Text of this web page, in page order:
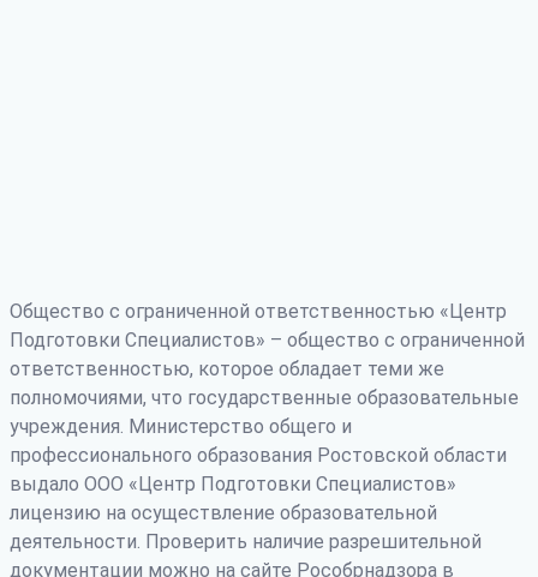
Общество с ограниченной ответственностью «Центр
Подготовки Специалистов» – общество с ограниченной
ответственностью, которое обладает теми же
полномочиями, что государственные образовательные
учреждения. Министерство общего и
профессионального образования Ростовской области
выдало ООО «Центр Подготовки Специалистов»
лицензию на осуществление образовательной
деятельности. Проверить наличие разрешительной
документации можно на сайте Рособрнадзора в